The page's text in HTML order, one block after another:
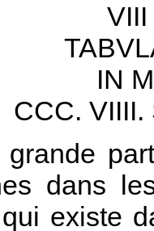
IN
CCC.
dans
existe